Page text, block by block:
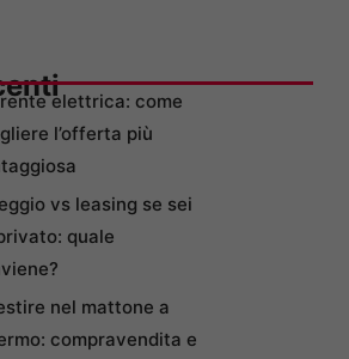
elettrica: come
l’offerta più
vs leasing se sei
quale
nel mattone a
compravendita e